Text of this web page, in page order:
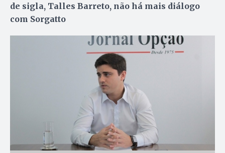
de sigla, Talles Barreto, não há mais diálogo
com Sorgatto